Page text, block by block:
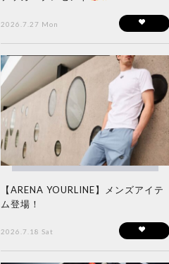
2026.7.27 Mon
【ARENA YOURLINE】メンズアイテ
ム登場！
2026.7.18 Sat